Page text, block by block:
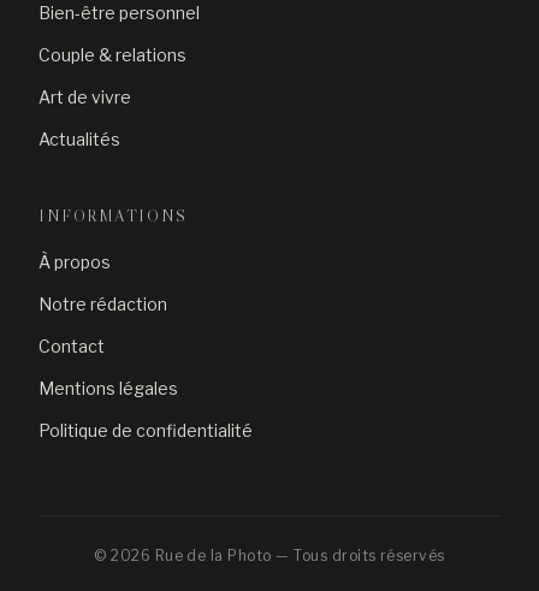
Bien-être personnel
Couple & relations
Art de vivre
Actualités
INFORMATIONS
À propos
Notre rédaction
Contact
Mentions légales
Politique de confidentialité
© 2026 Rue de la Photo — Tous droits réservés